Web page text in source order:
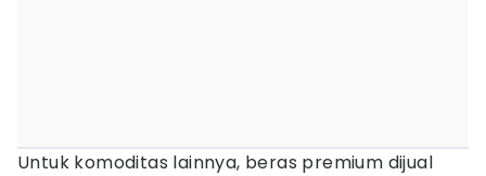
Untuk komoditas lainnya, beras premium dijual